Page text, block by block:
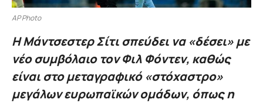
AP Photo
Η Μάντσεστερ Σίτι σπεύδει να «δέσει» με
νέο συμβόλαιο τον Φιλ Φόντεν, καθώς
είναι στο μεταγραφικό «στόχαστρο»
μεγάλων ευρωπαϊκών ομάδων, όπως η